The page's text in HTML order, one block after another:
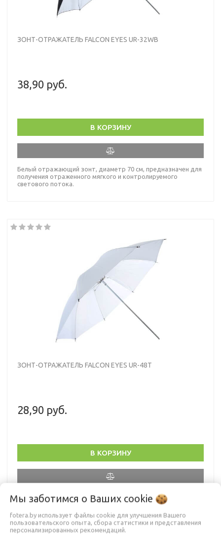
ЗОНТ-ОТРАЖАТЕЛЬ FALCON EYES UR-32WB
38,90 руб.
В КОРЗИНУ
Белый отражающий зонт, диаметр 70 см, предназначен для
получения отраженного мягкого и контролируемого
светового потока.
ЗОНТ-ОТРАЖАТЕЛЬ FALCON EYES UR-48T
28,90 руб.
В КОРЗИНУ
Просветный зонт, диаметр 90 см, предназначен для
получения максимально мягкого рассеянного освещения.
Мы заботимся о Ваших cookie
fotera.by использует файлы cookie для улучшения Вашего
пользовательского опыта, сбора статистики и представления
персонализированных рекомендаций.